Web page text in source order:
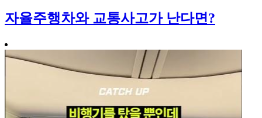
자율주행차와 교통사고가 난다면?